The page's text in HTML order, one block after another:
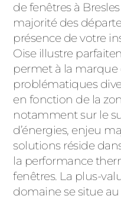
de fenêtres à
majorité des
présence de votre
Oise illustre
permet à la
problématiques
en fonction de la
notamment sur le
d’énergies, enjeu
solutions réside
la performance
fenêtres. La plus-
domaine se situe au
PORTAILS ET
CARPORTS
CLÔTURES